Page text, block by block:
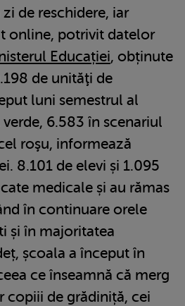
de reschidere, iar
online, potrivit datelor
Educației, obținute
de unităţi de
luni semestrul al
6.583 în scenariul
roşu, informează
8.101 de elevi și 1.095
medicale și au rămas
în continuare orele
și în majoritatea
școala a început în
ce înseamnă că merg
copiii de grădiniță, cei